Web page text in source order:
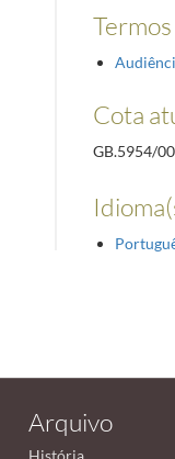
Cota
GB.5954/
Arquivo
História